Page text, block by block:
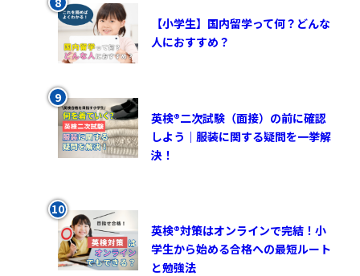
【小学生】国内留学って何？どんな
人におすすめ？
英検®︎二次試験（面接）の前に確認
しよう｜服装に関する疑問を一挙解
決！
英検®対策はオンラインで完結！小
学生から始める合格への最短ルート
と勉強法